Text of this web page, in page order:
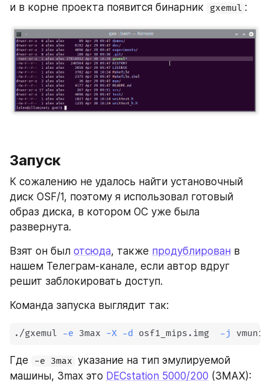
и в корне проекта появится бинарник
gxemul :
Запуск
К сожалению не удалось найти установочный
диск OSF/1, поэтому я использовал готовый
образ диска, в котором ОС уже была
развернута.
Взят он был отсюда, также продублирован в
нашем Телеграм-канале, если автор вдруг
решит заблокировать доступ.
Команда запуска выглядит так:
./gxemul -e 3max -X -d osf1_mips.img -j vmunix
Где -e 3max указание на тип эмулируемой
машины, 3max это DECstation 5000/200 (3MAX):